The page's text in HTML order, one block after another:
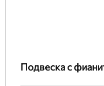
Подвеска с